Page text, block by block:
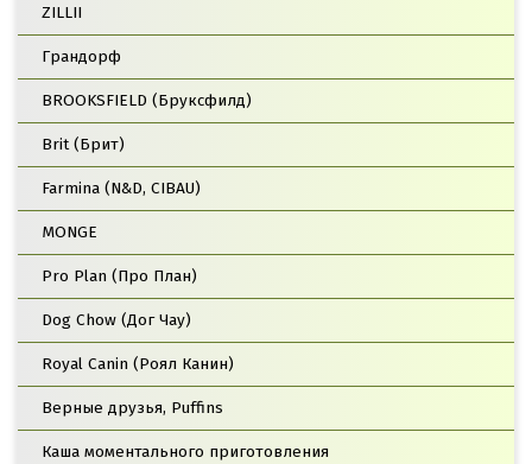
ZILLII
Грандорф
BROOKSFIELD (Бруксфилд)
Brit (Брит)
Farmina (N&D, CIBAU)
MONGE
Pro Plan (Про План)
Dog Chow (Дог Чау)
Royal Canin (Роял Канин)
Верные друзья, Puffins
Каша моментального приготовления